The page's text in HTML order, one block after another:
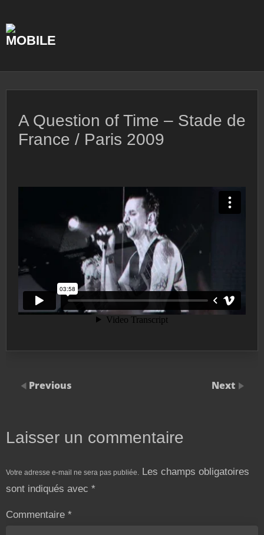
content
A Question of Time – Stade de
France / Paris 2009
Previous Next
Laisser un commentaire
Votre adresse e-mail ne sera pas publiée. Les champs obligatoires
sont indiqués avec *
Commentaire *